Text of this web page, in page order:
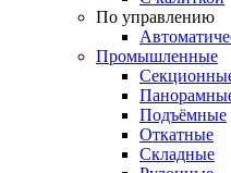
По управлению
Промышленные
Подъёмные
Откатные
Складные